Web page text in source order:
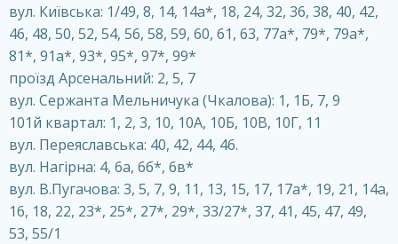
вул. Київська: 1/49, 8, 14, 14а*, 18, 24, 32, 36, 38, 40, 42,
46, 48, 50, 52, 54, 56, 58, 59, 60, 61, 63, 77а*, 79*, 79а*,
81*, 91а*, 93*, 95*, 97*, 99*
проїзд Арсенальний: 2, 5, 7
вул. Сержанта Мельничука (Чкалова): 1, 1Б, 7, 9
101й квартал: 1, 2, 3, 10, 10А, 10Б, 10В, 10Г, 11
вул. Переяславська: 40, 42, 44, 46.
вул. Нагірна: 4, 6а, 6б*, 6в*
вул. В.Пугачова: 3, 5, 7, 9, 11, 13, 15, 17, 17а*, 19, 21, 14а,
16, 18, 22, 23*, 25*, 27*, 29*, 33/27*, 37, 41, 45, 47, 49,
53, 55/1